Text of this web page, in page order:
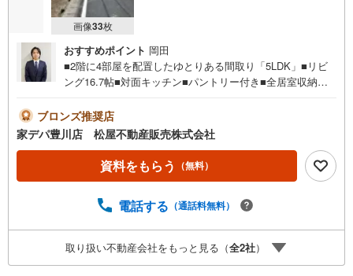
画像33枚
おすすめポイント 岡田
■2階に4部屋を配置したゆとりある間取り「5LDK」■リビ
ング16.7帖■対面キッチン■パントリー付き■全居室収納付
閑静な住宅街■おすすめポイント ・リビング隣接洋室（4.
5帖）の間仕切り開放で広々空間●家デパ 松屋不動産販売
のつよみ●・豊橋市・豊川市・知立市・浜松市の4店舗営業
中！三河エリア・遠州エリアの物件ならおまかせくださ
い。新築戸建、中古戸建、中古マンション、土地をお客様
ォーム実績多数！中古物件をご購入の際、約70％という多
ッズスペース用意しております。ぜひご家族そろってご来
場ください。・営業時間 午前9時00分～午後6時30分 （定
ブロンズ推奨店
家デパ豊川店 松屋不動産販売株式会社
資料をもらう （無料）
電話する （通話料無料）
取り扱い不動産会社をもっと見る（全2社）